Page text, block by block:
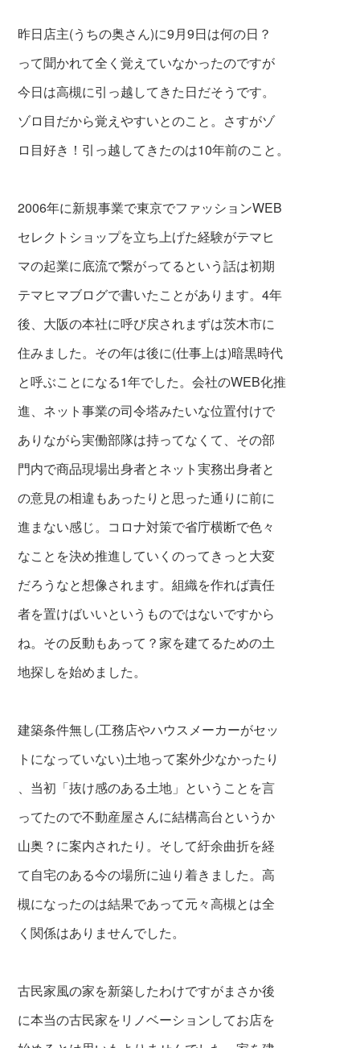
昨日店主(うちの奥さん)に9月9日は何の日？
って聞かれて全く覚えていなかったのですが
今日は高槻に引っ越してきた日だそうです。
ゾロ目だから覚えやすいとのこと。さすがゾ
ロ目好き！引っ越してきたのは10年前のこと。
2006年に新規事業で東京でファッションWEB
セレクトショ ップを立ち上げた経験がテマヒ
マの起業に底流で繋がってるという話は初期
テマヒマブログで書いたことがあります。4年
後、大阪の本社に呼び戻されまずは茨木市に
住みました。その年は後に(仕事上は)暗黒時代
と呼ぶことになる1年でした。会社のWEB化推
進、ネット事業の司令塔みたいな位置付けで
ありながら実働部隊は持ってなくて、その部
門内で商品現場出身者とネット実務出身者と
の意見の相違もあったりと思った通りに前に
進まない感じ。コロナ対策で省庁横断で色々
なことを決め推進してい くのってきっと大変
だろうなと想像されます。組織を作れば責任
者を置けばいいというものではないですから
ね。その反動もあって？家を建てるための土
地探しを始めました。
建築条件無し(工務店やハウスメーカーがセッ
トになっていない)土地って案外少なかったり
、当初「抜け感のある土地」ということを言
ってたので不動産屋さんに結構高台というか
山奥？に案内されたり。そして紆余曲折を経
て自宅のある今の場所に辿り着きました。高
槻になったのは結果であって元々高槻とは全
く関係はありませんでした。
古民家風の家を新築したわけですがまさか後
に本当の古民家をリ ノベーションしてお店を